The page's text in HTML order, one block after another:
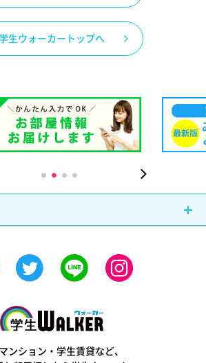
生ウォーカートップへ
ンション・学生賃貸など、